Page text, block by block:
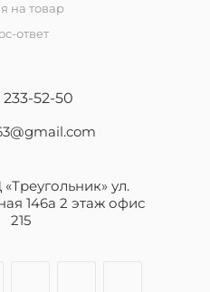
на товар
ответ
52-50
ул.
146а 2 этаж офис
215